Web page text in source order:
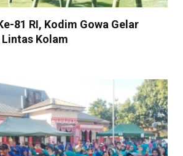
81 RI, Kodim Gowa Gelar
Kolam